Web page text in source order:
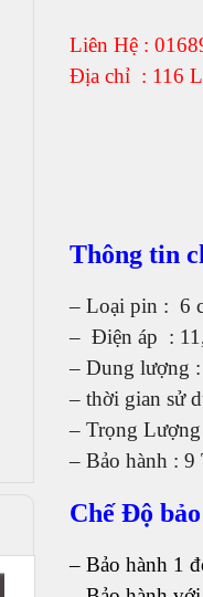
Liên Hệ :
Địa chỉ : 116
Thông tin
– Loại pin : 6
– Điện áp :
– Dung lượng
– thời gian sử
– Trọng
– Bảo hành : 9
Chế Độ
– Bảo hành 1